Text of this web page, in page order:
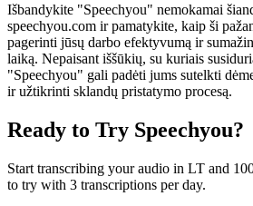
Išbandykite "Speechyou" nemokamai
speechyou.com ir pamatykite, kaip ši
pagerinti jūsų darbo efektyvumą ir
laiką. Nepaisant iššūkių, su kuriais
"Speechyou" gali padėti jums sutelkti
ir užtikrinti sklandų pristatymo procesą.
Ready to Try Speechyou?
Start transcribing your audio in LT and
to try with 3 transcriptions per day.